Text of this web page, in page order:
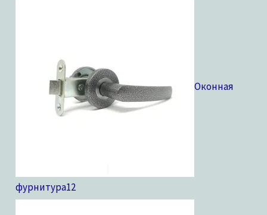
Оконная
фурнитура12